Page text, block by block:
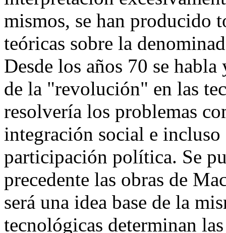
mismos, se han producido
teóricas sobre la
Desde los años 70 se
de la "revolución" en las
resolvería los problemas
integración social e
participación política. Se
precedente las obras de
será una idea base de la
tecnológicas determinan